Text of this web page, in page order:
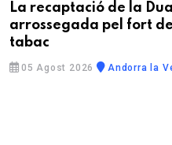
La recaptació de la
arrossegada pel fort
tabac
05 Agost 2026 Andorra la